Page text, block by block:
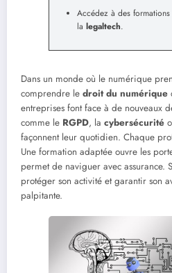
Accédez à des
la legaltech.
Dans un monde où le numérique
comprendre le droit du numérique
entreprises font face à de nouveaux
comme le RGPD, la cybersécurité
façonnent leur quotidien. Chaque
Une formation adaptée ouvre les
permet de naviguer avec assurance.
protéger son activité et garantir son
palpitante.